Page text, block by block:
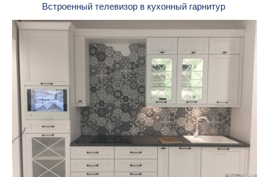
Встроенный телевизор в кухонный гарнитур